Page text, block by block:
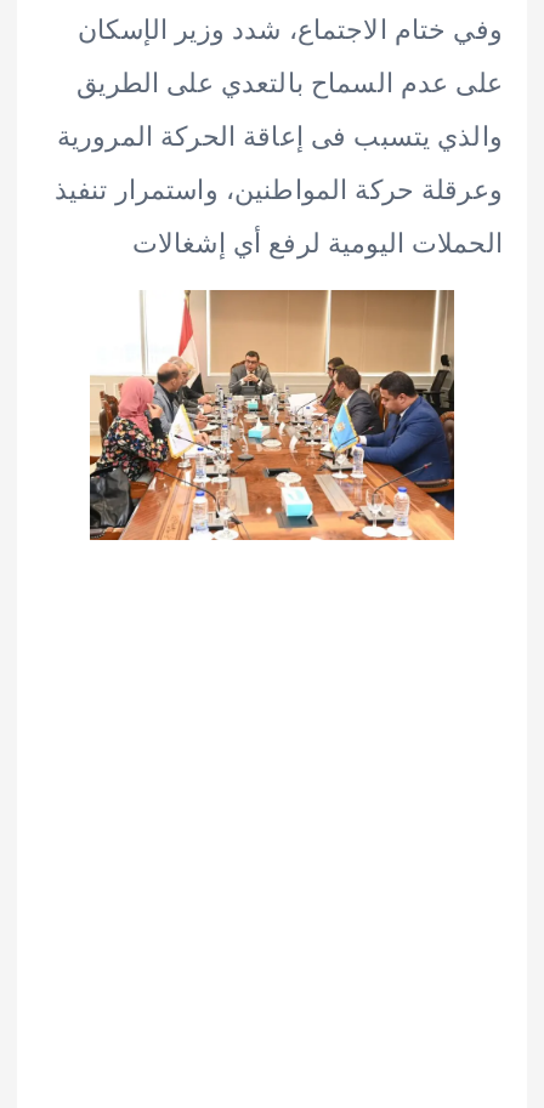
الاجتماع، شدد وزير الإسكان
عدم السماح بالتعدي على الطريق
يتسبب فى إعاقة الحركة المرورية
حركة المواطنين، واستمرار تنفيذ
اليومية لرفع أي إشغالات